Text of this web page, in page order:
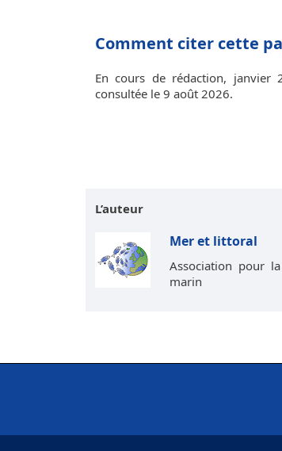
Comment citer cette
En cours de rédaction, janvier
consultée le 9 août 2026.
L’auteur
Mer et littoral
Association pour
marin